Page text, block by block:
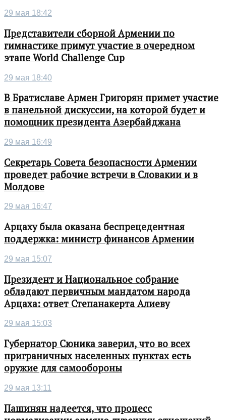
29 мая 18:42
Представители сборной Армении по
гимнастике примут участие в очередном
этапе World Challenge Cup
29 мая 18:40
В Братиславе Армен Григорян примет участие
в панельной дискуссии, на которой будет и
помощник президента Азербайджана
29 мая 16:49
Секретарь Совета безопасности Армении
проведет рабочие встречи в Словакии и в
Молдове
29 мая 16:47
Арцаху была оказана беспрецедентная
поддержка: министр финансов Армении
29 мая 15:07
Президент и Национальное собрание
обладают первичным мандатом народа
Арцаха: ответ Степанакерта Алиеву
29 мая 15:03
Губернатор Сюника заверил, что во всех
приграничных населенных пунктах есть
оружие для самообороны
29 мая 13:11
Пашинян надеется, что процесс